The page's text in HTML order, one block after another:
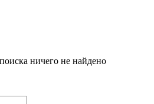
ничего не найдено